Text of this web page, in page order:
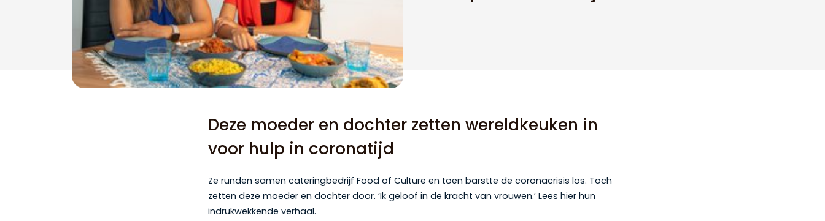
Deze moeder en dochter zetten wereldkeuken in
voor hulp in coronatijd
Ze runden samen cateringbedrijf Food of Culture en toen barstte de coronacrisis los. Toch
zetten deze moeder en dochter door. ‘Ik geloof in de kracht van vrouwen.’ Lees hier hun
indrukwekkende verhaal.